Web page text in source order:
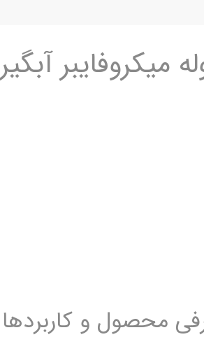
آبگیر58*78 ترتل اصلی
محصول و کاربردها